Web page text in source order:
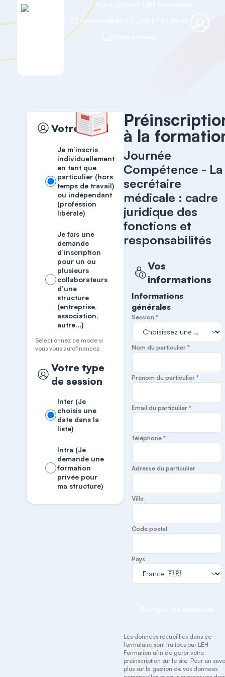
Votre contact
formation@leh.fr
Votre profil
Je m’inscris
individuellement
en tant que
particulier (hors
temps de travail)
ou indépendant
(profession
libérale)
Je fais une
demande
d’inscription
pour un ou
plusieurs
collaborateurs
d’une
structure
(entreprise,
association,
autre…)
Sélectionnez ce mode si
vous vous autofinancez.
Votre type
de session
Inter (Je
choisis une
date dans la
liste)
Intra (Je
demande une
formation
privée pour
ma structure)
à la
Journée
Compétence - La
secrétaire
médicale : cadre
juridique des
fonctions et
responsabilités
Vos
informations
Informations
générales
Session *
Nom du particulier *
Prénom du particulier *
Email du particulier *
Téléphone *
Adresse du particulier
Ville
Code postal
Pays
Les données recueillies dans ce
formulaire sont traitées par LEH
Formation afin de gérer votre
préinscription sur le site. Pour en
plus sur la gestion de vos données